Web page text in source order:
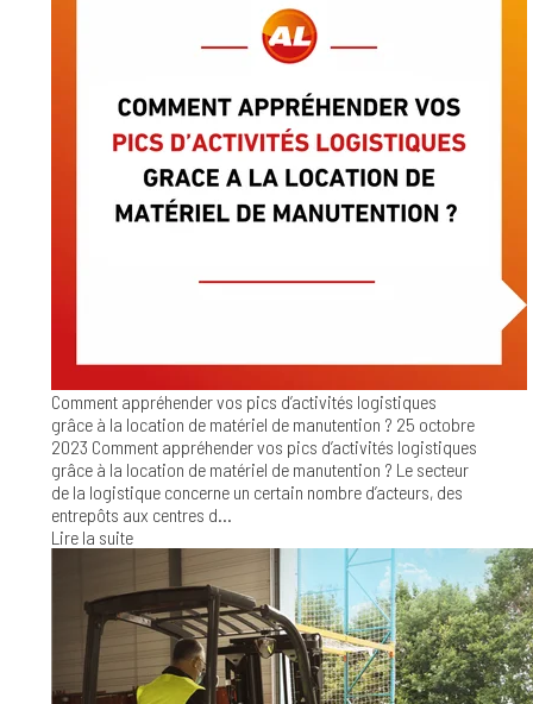
Comment appréhender vos pics d’activités logistiques
grâce à la location de matériel de manutention ? 25 octobre
2023 Comment appréhender vos pics d’activités logistiques
grâce à la location de matériel de manutention ? Le secteur
de la logistique concerne un certain nombre d’acteurs, des
entrepôts aux centres d...
Lire la suite